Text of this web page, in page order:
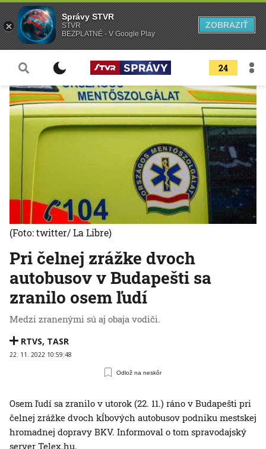
24
Pri čelnej zrážke dvoch
autobusov v Budapešti sa
zranilo osem ľudí
Medzi zranenými sú aj obaja vodiči.
RTVS, TASR
22. 11. 2022 10:59:48
Odlož na neskôr
(Foto: twitter/ La Libre)
Osem ľudí sa zranilo v utorok (22. 11.) ráno v Budapešti pri
čelnej zrážke dvoch kĺbových autobusov podniku mestskej
hromadnej dopravy BKV. Informoval o tom spravodajský
server Telex.hu.
Správy STVR
STVR
BEZPLATNÉ - V Google Play
ZOBRAZIŤ